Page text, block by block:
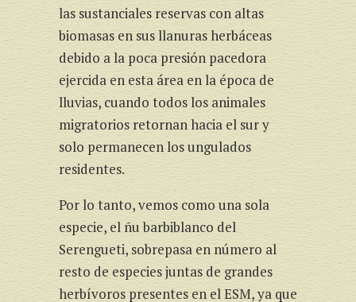
las sustanciales reservas con altas
biomasas en sus llanuras herbáceas
debido a la poca presión pacedora
ejercida en esta área en la época de
lluvias, cuando todos los animales
migratorios retornan hacia el sur y
solo permanecen los ungulados
residentes.
Por lo tanto, vemos como una sola
especie, el ñu barbiblanco del
Serengueti, sobrepasa en número al
resto de especies juntas de grandes
herbívoros presentes en el ESM, ya que